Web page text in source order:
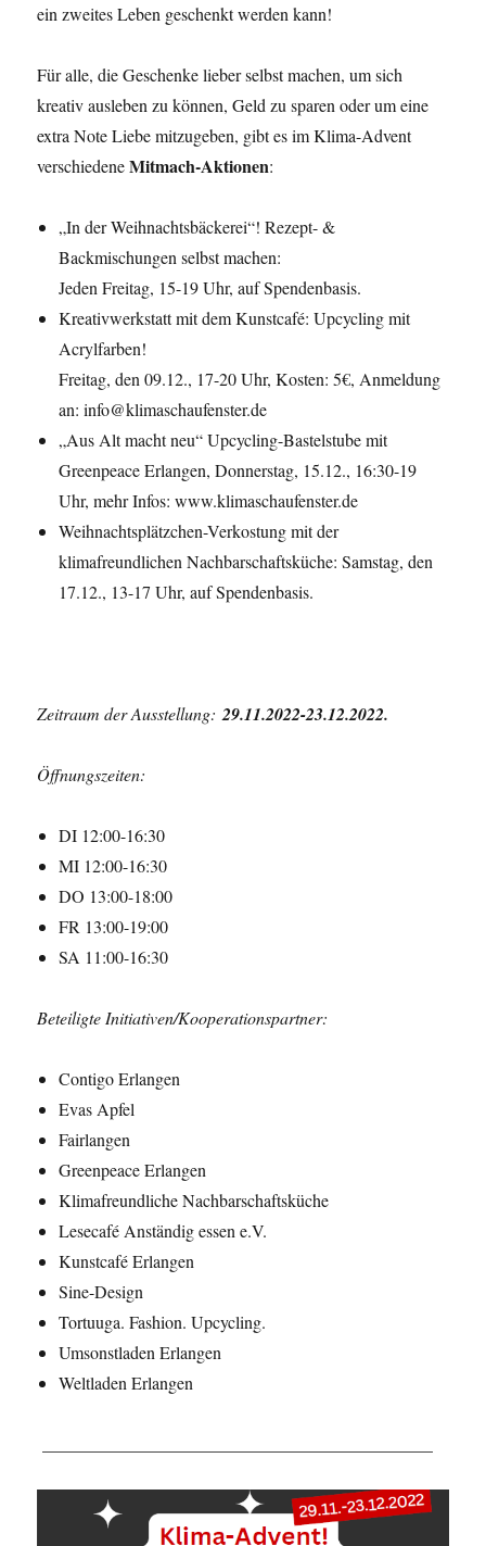
ein zweites Leben geschenkt werden kann!
Für alle, die Geschenke lieber selbst machen, um sich
kreativ ausleben zu können, Geld zu sparen oder um eine
extra Note Liebe mitzugeben, gibt es im Klima-Advent
verschiedeneMitmach-Aktionen:
„In der Weihnachtsbäckerei“! Rezept- &
Backmischungen selbst machen:
Jeden Freitag, 15-19 Uhr, auf Spendenbasis.
Kreativwerkstatt mit dem Kunstcafé: Upcycling mit
Acrylfarben!
Freitag, den 09.12., 17-20 Uhr, Kosten: 5€, Anmeldung
an: info@klimaschaufenster.de
„Aus Alt macht neu“ Upcycling-Bastelstube mit
Greenpeace Erlangen, Donnerstag, 15.12., 16:30-19
Uhr, mehr Infos: www.klimaschaufenster.de
Weihnachtsplätzchen-Verkostung mit der
klimafreundlichen Nachbarschaftsküche: Samstag, den
17.12., 13-17 Uhr, auf Spendenbasis.
Zeitraum der Ausstellung:29.11.2022-23.12.2022.
Öffnungszeiten:
DI 12:00-16:30
MI 12:00-16:30
DO 13:00-18:00
FR 13:00-19:00
SA 11:00-16:30
Beteiligte Initiativen/Kooperationspartner:
Contigo Erlangen
Evas Apfel
Fairlangen
Greenpeace Erlangen
Klimafreundliche Nachbarschaftsküche
Lesecafé Anständig essen e.V.
Kunstcafé Erlangen
Sine-Design
Tortuuga. Fashion. Upcycling.
Umsonstladen Erlangen
Weltladen Erlangen